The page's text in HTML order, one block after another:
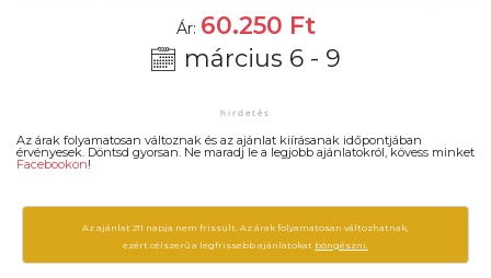
Ár: 60.250 Ft
március 6 - 9
Az árak folyamatosan változnak és az ajánlat kiírásanak időpontjában
érvényesek. Döntsd gyorsan. Ne maradj le a legjobb ajánlatokról, kövess minket
Facebookon!
Az ajánlat 211 napja nem frissült. Az árak folyamatosan változhatnak,
ezért célszerű a legfrissebb ajánlatokat böngészni.